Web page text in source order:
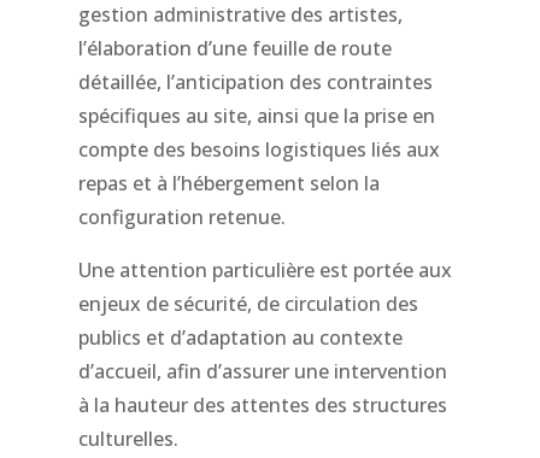
gestion administrative des artistes,
l’élaboration d’une feuille de route
détaillée, l’anticipation des contraintes
spécifiques au site, ainsi que la prise en
compte des besoins logistiques liés aux
repas et à l’hébergement selon la
configuration retenue.
Une attention particulière est portée aux
enjeux de sécurité, de circulation des
publics et d’adaptation au contexte
d’accueil, afin d’assurer une intervention
à la hauteur des attentes des structures
culturelles.